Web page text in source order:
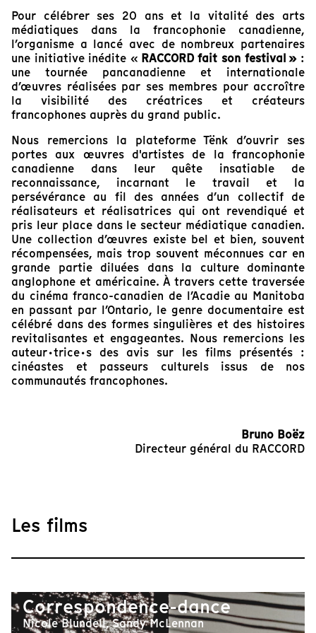
Pour célébrer ses 20 ans et la vitalité des arts
médiatiques dans la francophonie canadienne,
l’organisme a lancé avec de nombreux partenaires
une initiative inédite « RACCORD fait son festival » :
une tournée pancanadienne et internationale
d’œuvres réalisées par ses membres pour accroître
la visibilité des créatrices et créateurs
francophones auprès du grand public.
Nous remercions la plateforme Tënk d’ouvrir ses
portes aux œuvres d'artistes de la francophonie
canadienne dans leur quête insatiable de
reconnaissance, incarnant le travail et la
persévérance au ﬁl des années d’un collectif de
réalisateurs et réalisatrices qui ont revendiqué et
pris leur place dans le secteur médiatique canadien.
Une collection d’œuvres existe bel et bien, souvent
récompensées, mais trop souvent méconnues car en
grande partie diluées dans la culture dominante
anglophone et américaine. À travers cette traversée
du cinéma franco-canadien de l’Acadie au Manitoba
en passant par l’Ontario, le genre documentaire est
célébré dans des formes singulières et des histoires
revitalisantes et engageantes. Nous remercions les
auteur·trice·s des avis sur les ﬁlms présentés :
cinéastes et passeurs culturels issus de nos
communautés francophones.
Bruno Boëz
Directeur général du RACCORD
Les films
Correspondence-dance
Nicole Blundell, Sandy McLennan